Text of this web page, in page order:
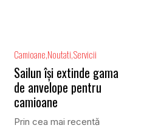
Camioane Noutati Servicii
Sailun își extinde gama
de anvelope pentru
camioane
Prin cea mai recentă